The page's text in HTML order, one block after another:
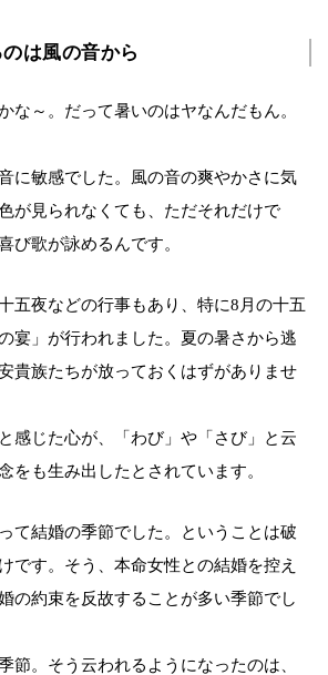
は風の音から
な～。だって暑いのはヤなんだもん。
に敏感でした。風の音の爽やかさに気
が見られなくても、ただそれだけで
び歌が詠めるんです。
五夜などの行事もあり、特に8月の十五
宴」が行われました。夏の暑さから逃
貴族たちが放っておくはずがありませ
感じた心が、「わび」や「さび」と云
をも生み出したとされています。
て結婚の季節でした。ということは破
です。そう、本命女性との結婚を控え
の約束を反故することが多い季節でし
節。そう云われるようになったのは、